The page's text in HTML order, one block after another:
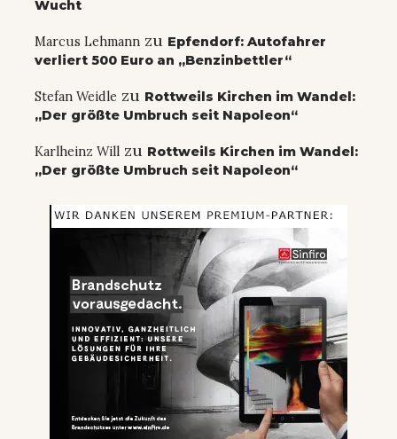
Wucht
Marcus Lehmann zu Epfendorf: Autofahrer
verliert 500 Euro an „Benzinbettler“
Stefan Weidle zu Rottweils Kirchen im Wandel:
„Der größte Umbruch seit Napoleon“
Karlheinz Will zu Rottweils Kirchen im Wandel:
„Der größte Umbruch seit Napoleon“